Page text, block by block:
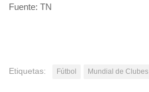
Fuente: TN
Etiquetas: Fútbol Mundial de Clubes